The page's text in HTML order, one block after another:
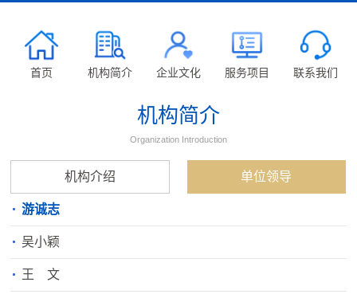
首页 机构简介 企业文化 服务项目 联系我们
机构简介
Organization Introduction
机构介绍 单位领导
游诚志
吴小颖
王 文